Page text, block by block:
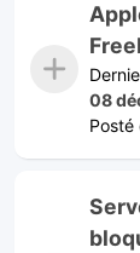
08
Posté